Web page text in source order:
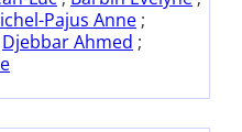
Pajus Anne ;
Djebbar Ahmed ;